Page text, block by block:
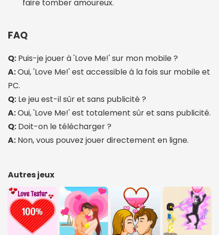
faire tomber amoureux.
FAQ
Q: Puis-je jouer à 'Love Me!' sur mon mobile ?
A:Oui, 'Love Me!' est accessible à la fois sur mobile et
PC.
Q: Le jeu est-il sûr et sans publicité ?
A:Oui, 'Love Me!' est totalement sûr et sans publicité.
Q: Doit-on le télécharger ?
A: Non, vous pouvez jouer directement en ligne.
Autres jeux